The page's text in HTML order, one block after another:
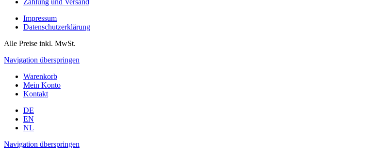
Zahlung und Versand
Impressum
Datenschutzerklärung
Alle Preise inkl. MwSt.
Navigation überspringen
Warenkorb
Mein Konto
Kontakt
DE
EN
NL
Navigation überspringen